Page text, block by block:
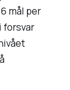
mål per
forsvar